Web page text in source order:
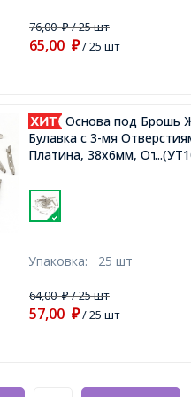
76,00₽/ 25 шт
65,00 ₽/ 25 шт
Основа под Брошь Железная,
Булавка с 3-мя
Платина, 38х6мм,
Упаковка: 25 шт
64,00₽/ 25 шт
57,00 ₽/ 25 шт